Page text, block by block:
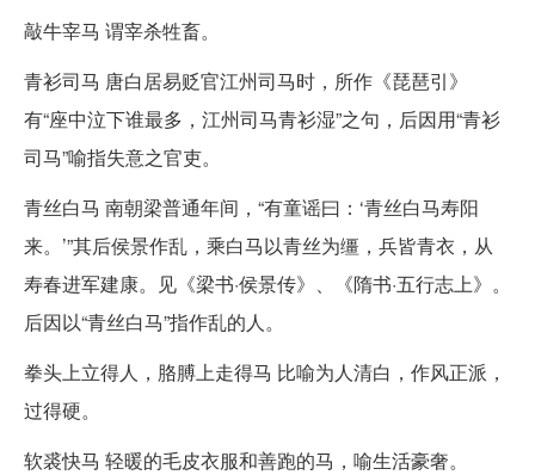
敲牛宰马 谓宰杀牲畜。
青衫司马 唐白居易贬官江州司马时，所作《琵琶引》
有“座中泣下谁最多，江州司马青衫湿”之句，后因用“青衫
司马”喻指失意之官吏。
青丝白马 南朝梁普通年间，“有童谣曰：‘青丝白马寿阳
来。’”其后侯景作乱，乘白马以青丝为缰，兵皆青衣，从
寿春进军建康。见《梁书·侯景传》、《隋书·五行志上》。
后因以“青丝白马”指作乱的人。
拳头上立得人，胳膊上走得马 比喻为人清白，作风正派，
过得硬。
软裘快马 轻暖的毛皮衣服和善跑的马，喻生活豪奢。